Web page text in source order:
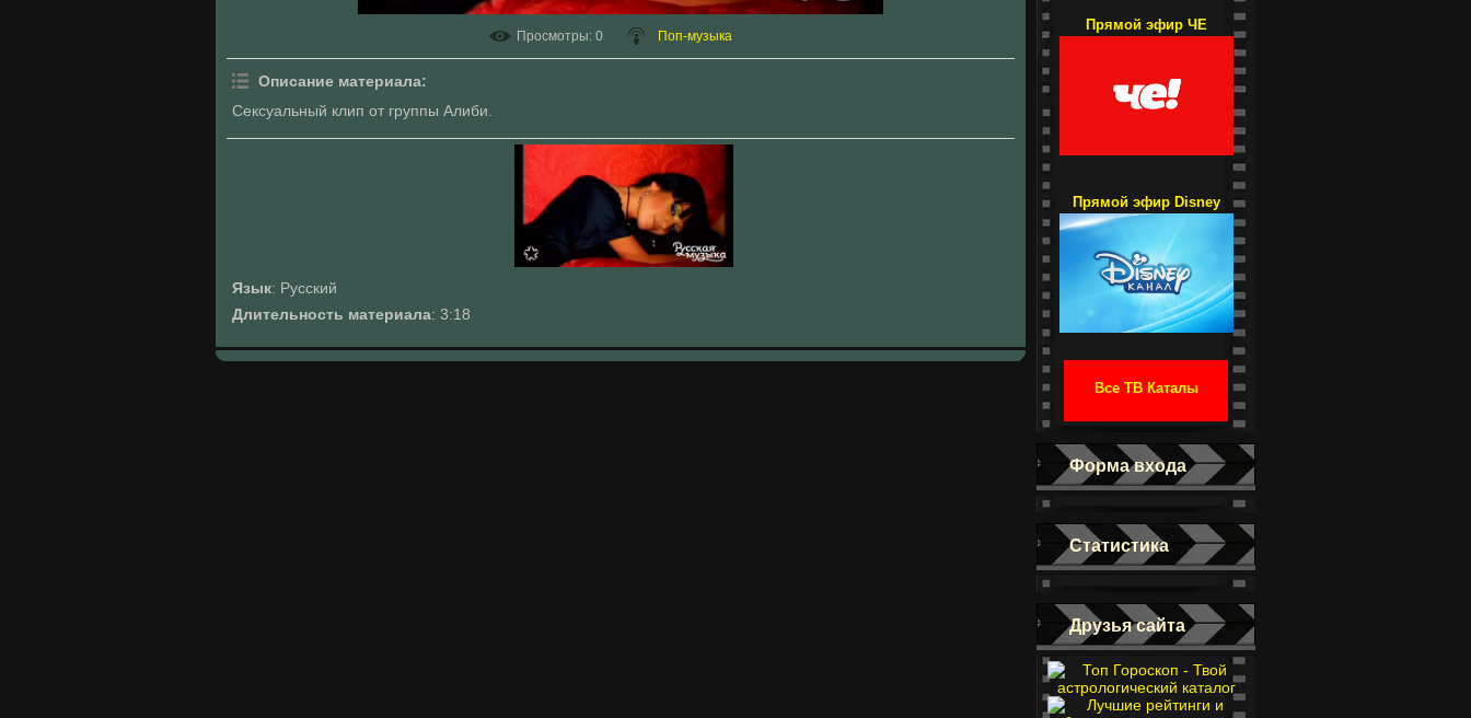
Просмотры: 0 Поп-музыка
Описание материала:
Сексуальный клип от группы Алиби.
Язык: Русский
Длительность материала: 3:18
Прямой эфир ЧЕ
Прямой эфир Disney
Все ТВ Каталы
Форма входа
Статистика
Друзья сайта